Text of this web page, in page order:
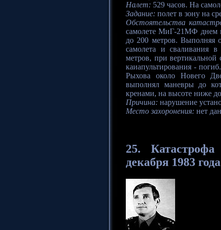
Налет: 529 часов. На
Задание: полет в зону на
Обстоятельства
самолете МиГ-21МФ днем
до 200 метров. Выполняя
самолета и сваливания
метров, при вертикальной
каиапультирования -
Рыхова около Новего
выполнял маневры до
кренами, на высоте ниже
Причина: нарушение
Место захоронения: нет
25. Катастрофа
декабря 1983